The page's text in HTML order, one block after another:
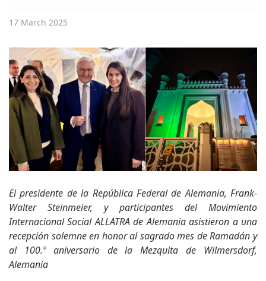
17 March 2025
El presidente de la República Federal de Alemania, Frank-
Walter Steinmeier, y participantes del Movimiento
Internacional Social ALLATRA de Alemania asistieron a una
recepción solemne en honor al sagrado mes de Ramadán y
al 100.º aniversario de la Mezquita de Wilmersdorf,
Alemania